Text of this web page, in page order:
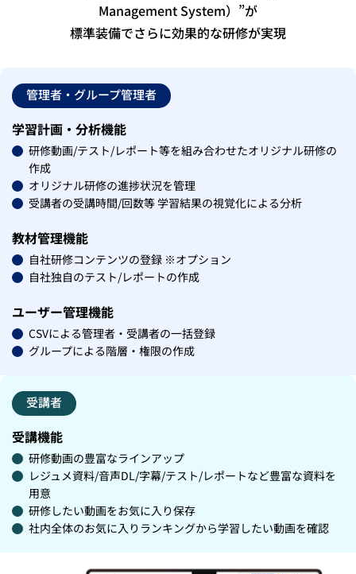
Management System）”が
標準装備でさらに効果的な研修が実現
管理者・グループ管理者
学習計画・分析機能
研修動画/テスト/レポート等を組み合わせたオリジナル研修の
作成
オリジナル研修の進捗状況を管理
受講者の受講時間/回数等 学習結果の視覚化による分析
教材管理機能
自社研修コンテンツの登録 ※オプション
自社独自のテスト/レポートの作成
ユーザー管理機能
CSVによる管理者・受講者の一括登録
グループによる階層・権限の作成
受講者
受講機能
研修動画の豊富なラインアップ
レジュメ資料/音声DL/字幕/テスト/レポートなど豊富な資料を
用意
研修したい動画をお気に入り保存
社内全体のお気に入りランキングから学習したい動画を確認